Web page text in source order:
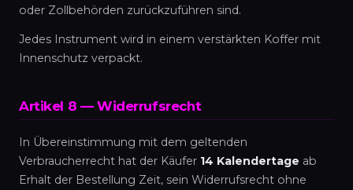
oder Zollbehörden zurückzuführen sind.
Jedes Instrument wird in einem verstärkten Koffer mit
Innenschutz verpackt.
Artikel 8 — Widerrufsrecht
In Übereinstimmung mit dem geltenden
Verbraucherrecht hat der Käufer 14 Kalendertage ab
Erhalt der Bestellung Zeit, sein Widerrufsrecht ohne